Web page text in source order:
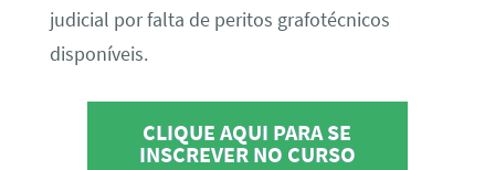
judicial por falta de peritos grafotécnicos
disponíveis.
CLIQUE AQUI PARA SE
INSCREVER NO CURSO